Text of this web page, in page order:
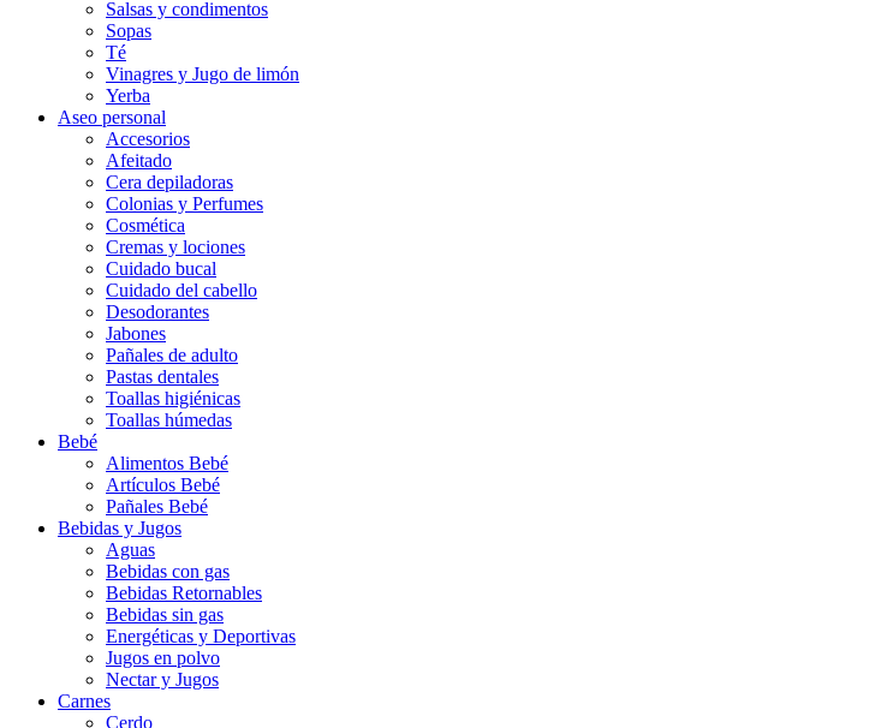
Salsas y condimentos
Sopas
Té
Vinagres y Jugo de limón
Yerba
Aseo personal
Accesorios
Afeitado
Cera depiladoras
Colonias y Perfumes
Cosmética
Cremas y lociones
Cuidado bucal
Cuidado del cabello
Desodorantes
Jabones
Pañales de adulto
Pastas dentales
Toallas higiénicas
Toallas húmedas
Bebé
Alimentos Bebé
Artículos Bebé
Pañales Bebé
Bebidas y Jugos
Aguas
Bebidas con gas
Bebidas Retornables
Bebidas sin gas
Energéticas y Deportivas
Jugos en polvo
Nectar y Jugos
Carnes
Cerdo